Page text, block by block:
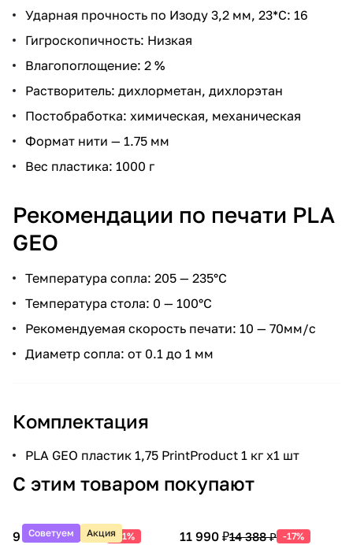
Ударная прочность по Изоду 3,2 мм, 23*С: 16
Гигроскопичность: Низкая
Влагопоглощение: 2 %
Растворитель: дихлорметан, дихлорэтан
Постобработка: химическая, механическая
Формат нити — 1.75 мм
Вес пластика: 1000 г
Рекомендации по печати PLA
GEO
Температура сопла: 205 — 235°С
Температура стола: 0 — 100°С
Рекомендуемая скорость печати: 10 — 70мм/с
Диаметр сопла: от 0.1 до 1 мм
Комплектация
PLA GEO пластик 1,75 PrintProduct 1 кг x1 шт
С этим товаром покупают
Советуем Акция
9 990 ₽20 388 ₽ -51% 11 990 ₽14 388 ₽ -17%